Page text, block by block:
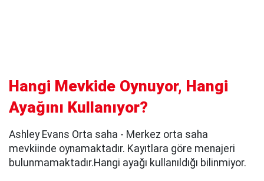
Hangi Mevkide Oynuyor, Hangi
Ayağını Kullanıyor?
Ashley Evans Orta saha - Merkez orta saha
mevkiinde oynamaktadır. Kayıtlara göre menajeri
bulunmamaktadır.Hangi ayağı kullanıldığı bilinmiyor.